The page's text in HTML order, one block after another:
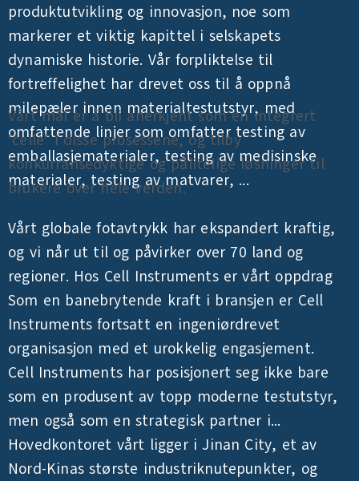
produktutvikling og innovasjon, noe som
markerer et viktig kapittel i selskapets
dynamiske historie. Vår forpliktelse til
fortreffelighet har drevet oss til å oppnå
milepæler innen materialtestutstyr, med
omfattende linjer som omfatter testing av
emballasjematerialer, testing av medisinske
materialer, testing av matvarer, ...
Vårt mål er å bli anerkjent som en integrert
‘celle’ i disse prosessene, og tilby
konkurransedyktige og pålitelige løsninger til
brukere over hele verden.
Vårt globale fotavtrykk har ekspandert kraftig,
og vi når ut til og påvirker over 70 land og
regioner. Hos Cell Instruments er vårt oppdrag
Som en banebrytende kraft i bransjen er Cell
Instruments fortsatt en ingeniørdrevet
organisasjon med et urokkelig engasjement.
Cell Instruments har posisjonert seg ikke bare
som en produsent av topp moderne testutstyr,
men også som en strategisk partner i...
Hovedkontoret vårt ligger i Jinan City, et av
Nord-Kinas største industriknutepunkter, og